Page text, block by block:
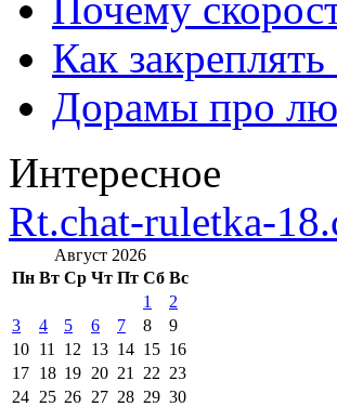
Как
Дорамы про
Интересное
Rt.chat-ruletka-
Август 2026
Пн Вт Ср Чт Пт Сб Вс
1
2
3
4 5 6 7 8
9
10 11 12 13 14 15 16
17 18 19 20 21 22 23
24 25 26 27 28 29 30